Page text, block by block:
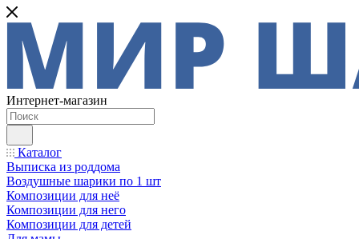
Интернет-магазин
Каталог
Выписка из роддома
Воздушные шарики по 1 шт
Композиции для неё
Композиции для него
Композиции для детей